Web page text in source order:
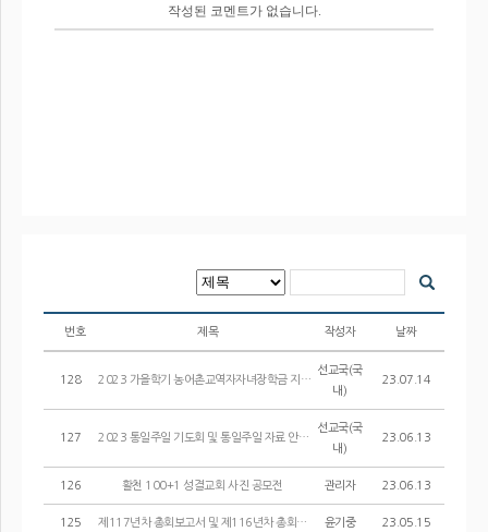
번호 제목 작성자 날짜
128 2023 가을학기 농어촌교역자자녀장학금 지원 선발공고
선교국(국
내)
23.07.14
127 2023 통일주일 기도회 및 통일주일 자료 안내
선교국(국
내)
23.06.13
126 활천 100+1 성결교회 사진 공모전 관리자 23.06.13
125 제117년차 총회보고서 및 제116년차 총회에 상정된 헌법 및 시행세칙 개정안 윤기중 23.05.15